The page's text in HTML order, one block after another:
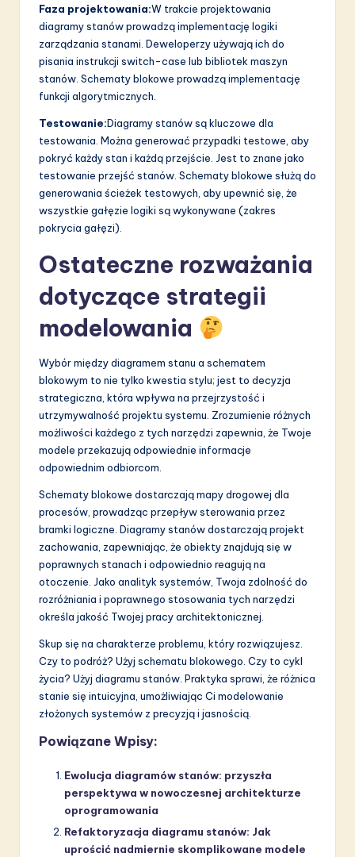
Faza projektowania:W trakcie projektowania
diagramy stanów prowadzą implementację logiki
zarządzania stanami. Deweloperzy używają ich do
pisania instrukcji switch-case lub bibliotek maszyn
stanów. Schematy blokowe prowadzą implementację
funkcji algorytmicznych.
Testowanie:Diagramy stanów są kluczowe dla
testowania. Można generować przypadki testowe, aby
pokryć każdy stan i każdą przejście. Jest to znane jako
testowanie przejść stanów. Schematy blokowe służą do
generowania ścieżek testowych, aby upewnić się, że
wszystkie gałęzie logiki są wykonywane (zakres
pokrycia gałęzi).
Ostateczne rozważania
dotyczące strategii
modelowania
Wybór między diagramem stanu a schematem
blokowym to nie tylko kwestia stylu; jest to decyzja
strategiczna, która wpływa na przejrzystość i
utrzymywalność projektu systemu. Zrozumienie różnych
możliwości każdego z tych narzędzi zapewnia, że Twoje
modele przekazują odpowiednie informacje
odpowiednim odbiorcom.
Schematy blokowe dostarczają mapy drogowej dla
procesów, prowadząc przepływ sterowania przez
bramki logiczne. Diagramy stanów dostarczają projekt
zachowania, zapewniając, że obiekty znajdują się w
poprawnych stanach i odpowiednio reagują na
otoczenie. Jako analityk systemów, Twoja zdolność do
rozróżniania i poprawnego stosowania tych narzędzi
określa jakość Twojej pracy architektonicznej.
Skup się na charakterze problemu, który rozwiązujesz.
Czy to podróż? Użyj schematu blokowego. Czy to cykl
życia? Użyj diagramu stanów. Praktyka sprawi, że różnica
stanie się intuicyjna, umożliwiając Ci modelowanie
złożonych systemów z precyzją i jasnością.
Powiązane Wpisy:
Ewolucja diagramów stanów: przyszła
perspektywa w nowoczesnej architekturze
oprogramowania
Refaktoryzacja diagramu stanów: Jak
uprościć nadmiernie skomplikowane modele